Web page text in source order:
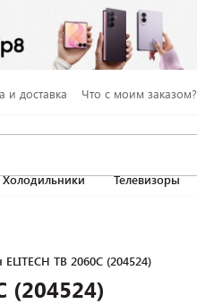
и доставка Что с моим заказом?
Холодильники Телевизоры
ТВ 2060С (204524)
(204524)